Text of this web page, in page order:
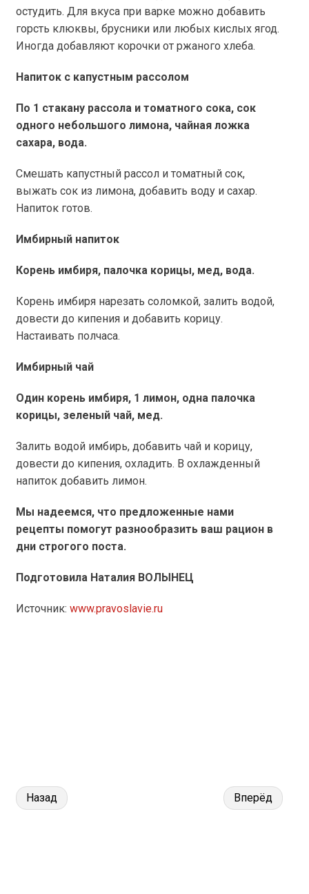
остудить. Для вкуса при варке можно добавить
горсть клюквы, брусники или любых кислых ягод.
Иногда добавляют корочки от ржаного хлеба.
Напиток с капустным рассолом
По 1 стакану рассола и томатного сока, сок
одного небольшого лимона, чайная ложка
сахара, вода.
Смешать капустный рассол и томатный сок,
выжать сок из лимона, добавить воду и сахар.
Напиток готов.
Имбирный напиток
Корень имбиря, палочка корицы, мед, вода.
Корень имбиря нарезать соломкой, залить водой,
довести до кипения и добавить корицу.
Настаивать полчаса.
Имбирный чай
Один корень имбиря, 1 лимон, одна палочка
корицы, зеленый чай, мед.
Залить водой имбирь, добавить чай и корицу,
довести до кипения, охладить. В охлажденный
напиток добавить лимон.
Мы надеемся, что предложенные нами
рецепты помогут разнообразить ваш рацион в
дни строгого поста.
Подготовила Наталия ВОЛЫНЕЦ
Источник:www.pravoslavie.ru
Назад Вперёд